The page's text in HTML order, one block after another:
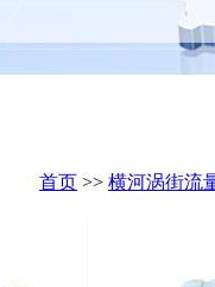
首页 >> 横河涡街流